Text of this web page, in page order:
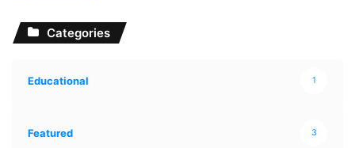
Categories
Educational 1
Featured 3